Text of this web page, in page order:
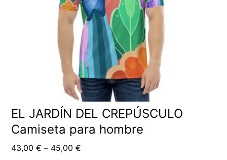
EL JARDÍN DEL CREPÚSCULO
Camiseta para hombre
43,00€ – 45,00€